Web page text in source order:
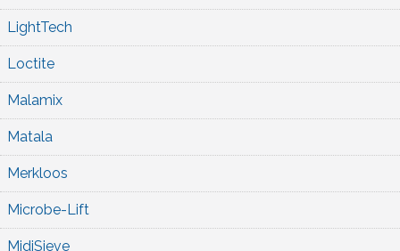
LightTech
Loctite
Malamix
Matala
Merkloos
Microbe-Lift
MidiSieve